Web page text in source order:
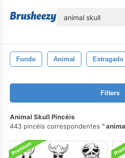
Fundo Animal Estragado
Filters
Animal Skull Pincéis
443 pincéis correspondentes